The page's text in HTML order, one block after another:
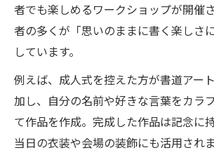
思い出を形に残す書道アート
成人式に最適な書道アート作
書道アートを記念として残す
自分らしい書道アートで成人
家族で楽しむ書道アートの選
那須烏山市・宇都宮市で探す書道
者でも楽しめるワークショップが開催
者の多くが「思いのままに書く楽しさ
しています。
例えば、成人式を控えた方が書道アー
加し、自分の名前や好きな言葉をカラ
て作品を作成。完成した作品は記念に
当日の衣装や会場の装飾にも活用され